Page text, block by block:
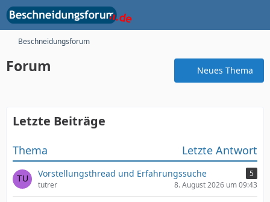
Beschneidungsforum
Forum Neues Thema
Letzte Beiträge
Thema Letzte Antwort
Vorstellungsthread und Erfahrungssuche
5
tutrer
8. August 2026 um 09:43